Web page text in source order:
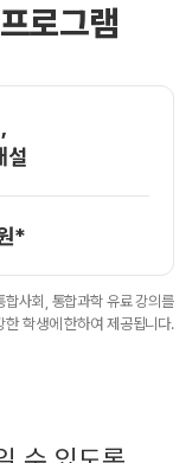
로그램
설
*
사회, 통합과학 유료 강의를
한 학생에 한하여 제공됩니다.